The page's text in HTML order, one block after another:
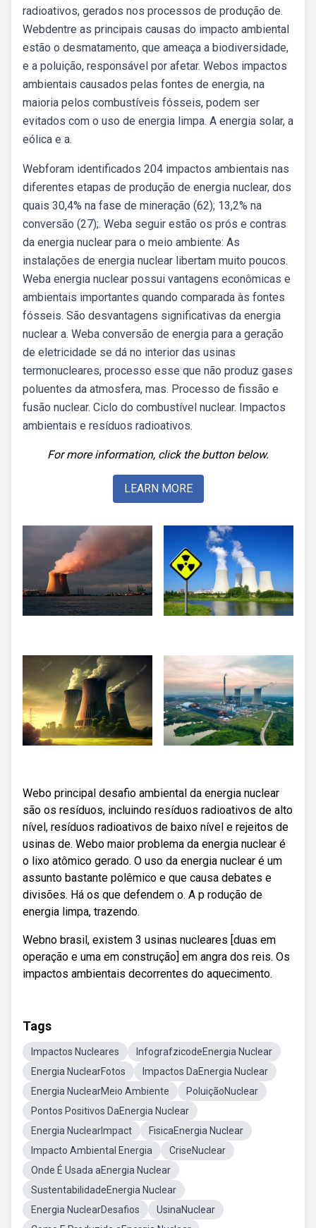
radioativos, gerados nos processos de produção de.
Webdentre as principais causas do impacto ambiental
estão o desmatamento, que ameaça a biodiversidade,
e a poluição, responsável por afetar. Webos impactos
ambientais causados pelas fontes de energia, na
maioria pelos combustíveis fósseis, podem ser
evitados com o uso de energia limpa. A energia solar, a
eólica e a.
Webforam identificados 204 impactos ambientais nas
diferentes etapas de produção de energia nuclear, dos
quais 30,4% na fase de mineração (62); 13,2% na
conversão (27);. Weba seguir estão os prós e contras
da energia nuclear para o meio ambiente: As
instalações de energia nuclear libertam muito poucos.
Weba energia nuclear possui vantagens econômicas e
ambientais importantes quando comparada às fontes
fósseis. São desvantagens significativas da energia
nuclear a. Weba conversão de energia para a geração
de eletricidade se dá no interior das usinas
termonucleares, processo esse que não produz gases
poluentes da atmosfera, mas. Processo de fissão e
fusão nuclear. Ciclo do combustível nuclear. Impactos
ambientais e resíduos radioativos.
For more information, click the button below.
LEARN MORE
Webo principal desafio ambiental da energia nuclear
são os resíduos, incluindo resíduos radioativos de alto
nível, resíduos radioativos de baixo nível e rejeitos de
usinas de. Webo maior problema da energia nuclear é
o lixo atômico gerado. O uso da energia nuclear é um
assunto bastante polêmico e que causa debates e
divisões. Há os que defendem o. A p rodução de
energia limpa, trazendo.
Webno brasil, existem 3 usinas nucleares [duas em
operação e uma em construção] em angra dos reis. Os
impactos ambientais decorrentes do aquecimento.
Tags
Impactos Nucleares
InfografzicodeEnergia Nuclear
Energia NuclearFotos
Impactos DaEnergia Nuclear
Energia NuclearMeio Ambiente
PoluiçãoNuclear
Pontos Positivos DaEnergia Nuclear
Energia NuclearImpact
FisicaEnergia Nuclear
Impacto Ambiental Energia
CriseNuclear
Onde É Usada aEnergia Nuclear
SustentabilidadeEnergia Nuclear
Energia NuclearDesafios
UsinaNuclear